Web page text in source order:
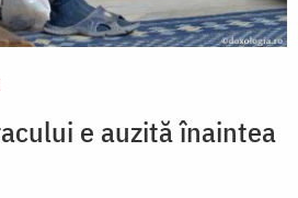
e auzită înaintea